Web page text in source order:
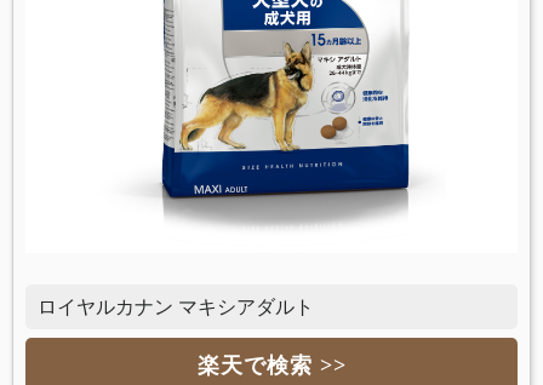
ロイヤルカナン マキシアダルト
楽天で検索 >>